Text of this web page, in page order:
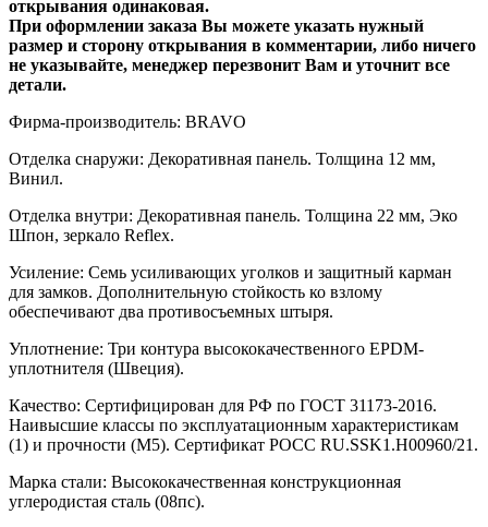
открывания одинаковая.
При оформлении заказа Вы можете указать нужный
размер и сторону открывания в комментарии, либо ничего
не указывайте, менеджер перезвонит Вам и уточнит все
детали.
Фирма-производитель: BRAVO
Отделка снаружи: Декоративная панель. Толщина 12 мм,
Винил.
Отделка внутри: Декоративная панель. Толщина 22 мм, Эко
Шпон, зеркало Reflex.
Усиление: Семь усиливающих уголков и защитный карман
для замков. Дополнительную стойкость ко взлому
обеспечивают два противосъемных штыря.
Уплотнение: Три контура высококачественного EPDM-
уплотнителя (Швеция).
Качество: Сертифицирован для РФ по ГОСТ 31173-2016.
Наивысшие классы по эксплуатационным характеристикам
(1) и прочности (М5). Сертификат POCC RU.SSK1.H00960/21.
Марка стали: Высококачественная конструкционная
углеродистая сталь (08пс).